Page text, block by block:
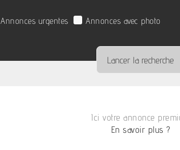
Annonces urgentes Annonces avec photo
Ici votre annonce
En savoir plus ?